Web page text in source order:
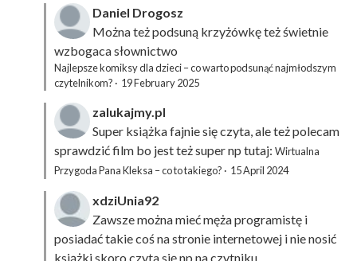
Daniel Drogosz
Można też podsuną krzyżówkęteż świetnie
wzbogaca słownictwo
Najlepsze komiksy dla dzieci – co warto podsunąć najmłodszym
czytelnikom? · 19 February 2025
zalukajmy.pl
Super książka fajnie się czyta, ale też polecam
sprawdzić film bo jest też super np tutaj: Wirtualna
Przygoda Pana Kleksa – co to takiego? · 15 April 2024
xdziUnia92
Zawsze można mieć męża programistę i
posiadać takie coś na stronie internetowej i nie nosić
książki skoro czyta się np na czytniku.